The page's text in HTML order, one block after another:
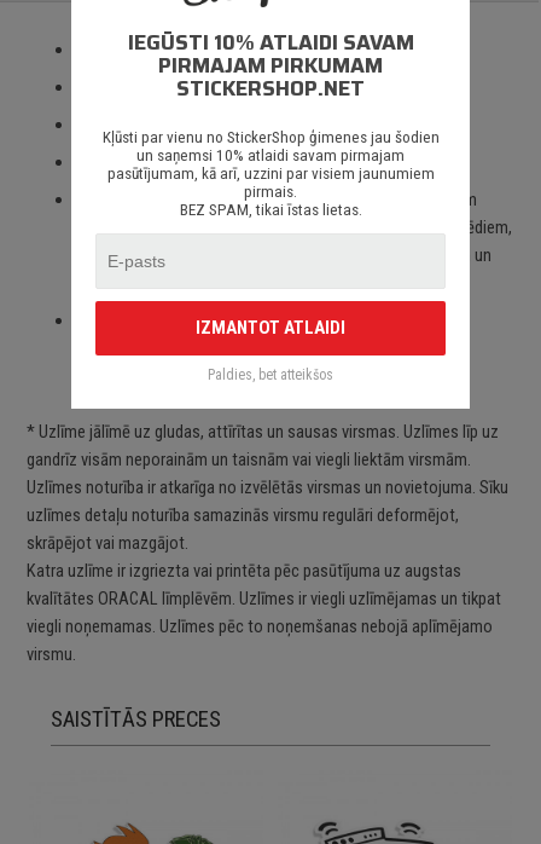
Izmantotas tikai augstas kvalitātes ORACAL līmplēves;
100% mitrumizturība;
Spēcīgs līmes slānis;
Paredzēts priekš auto stikliem, virsbūves daļām, krāsotām
virsmām, portatīvajiem/stacionārajiem datoriem, velosipēdiem,
motocikliem un motorolleriem, kā arī visām citām gludām un
Piegāde Latvijā un citviet pasaulē bez jebkādiem
ierobežojumiem.
* Uzlīme jālīmē uz gludas, attīrītas un sausas virsmas. Uzlīmes līp uz
gandrīz visām neporainām un taisnām vai viegli liektām virsmām.
Uzlīmes noturība ir atkarīga no izvēlētās virsmas un novietojuma. Sīku
uzlīmes detaļu noturība samazinās virsmu regulāri deformējot,
skrāpējot vai mazgājot.
Katra uzlīme ir izgriezta vai printēta pēc pasūtījuma uz augstas
kvalītātes ORACAL līmplēvēm. Uzlīmes ir viegli uzlīmējamas un tikpat
viegli noņemamas. Uzlīmes pēc to noņemšanas nebojā aplīmējamo
virsmu.
SAISTĪTĀS PRECES
IEGŪSTI 10% ATLAIDI SAVAM
PIRMAJAM PIRKUMAM
STICKERSHOP.NET
Kļūsti par vienu no StickerShop ģimenes jau šodien
un saņemsi 10% atlaidi savam pirmajam
pasūtījumam, kā arī, uzzini par visiem jaunumiem
pirmais.
BEZ SPAM, tikai īstas lietas.
IZMANTOT ATLAIDI
Paldies, bet atteikšos